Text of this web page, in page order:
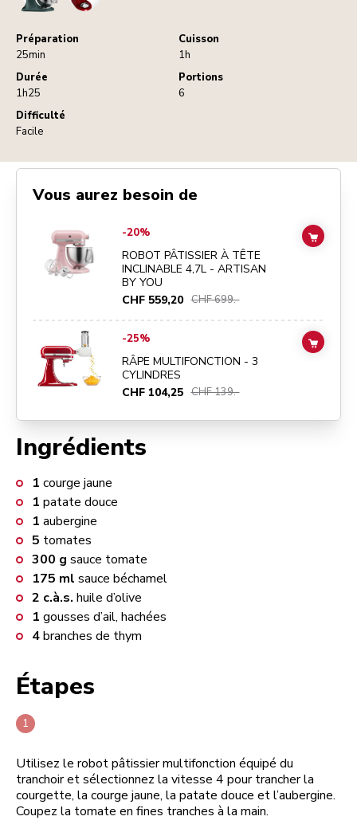
Préparation
25min
Cuisson
1h
Durée
1h25
Portions
6
Difficulté
Facile
Ingrédients
1 courge jaune
1 patate douce
1 aubergine
5 tomates
300 g sauce tomate
175 ml sauce béchamel
2 c.à.s. huile d’olive
1 gousses d’ail, hachées
4branches de thym
Étapes
Utilisez le robot pâtissier multifonction équipé du
tranchoir et sélectionnez la vitesse 4 pour trancher la
courgette, la courge jaune, la patate douce et l’aubergine.
Coupez la tomate en fines tranches à la main.
Vous aurez besoin de
Go toROBOT PÂTISSIER À TÊTE INCLINABLE 4,7L - ARTISAN BY
-20%
ROBOT PÂTISSIER À TÊTE
INCLINABLE 4,7L - ARTISAN
BY YOU
CHF 559,20 CHF 699.-
ADD
RÂPE MULTIFONCTION - 3 CYLINDRES details page
-25%
RÂPE MULTIFONCTION - 3
CYLINDRES
CHF 104,25 CHF 139.-
ADD